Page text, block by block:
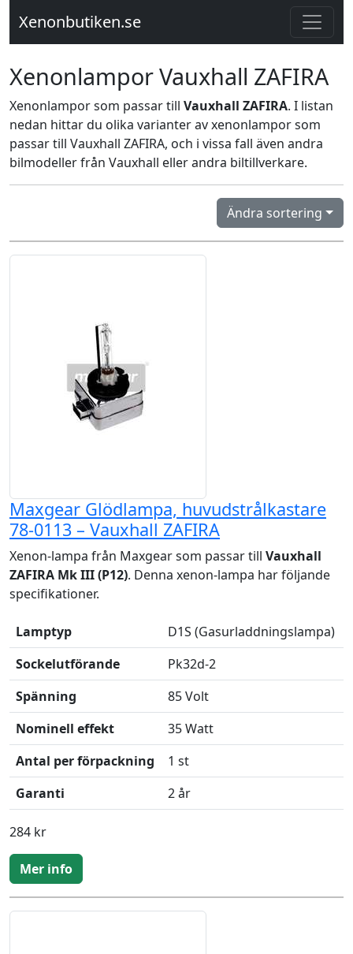
Xenonbutiken.se
Xenonlampor Vauxhall ZAFIRA
Xenonlampor som passar till Vauxhall ZAFIRA. I listan
nedan hittar du olika varianter av xenonlampor som
passar till Vauxhall ZAFIRA, och i vissa fall även andra
bilmodeller från Vauxhall eller andra biltillverkare.
Ändra sortering
Maxgear Glödlampa, huvudstrålkastare
78-0113 – Vauxhall ZAFIRA
Xenon-lampa från Maxgear som passar till Vauxhall
ZAFIRA Mk III (P12). Denna xenon-lampa har följande
specifikationer.
Lamptyp
D1S (Gasurladdningslampa)
Sockelutförande
Pk32d-2
Spänning
85 Volt
Nominell effekt
35 Watt
Antal per förpackning
1 st
Garanti
2 år
284 kr
Mer info